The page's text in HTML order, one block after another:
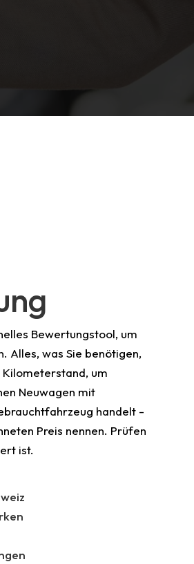
Bewertungstool, um
Alles, was Sie benötigen,
Kilometerstand, um
Neuwagen mit
handelt -
Preis nennen. Prüfen
ist.